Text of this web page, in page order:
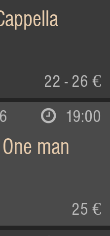
22 - 26 €
19:00
man
25 €